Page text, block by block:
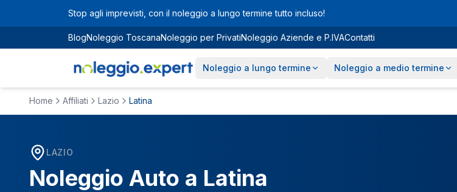
Vai al contenuto principale
Stop agli imprevisti, con il noleggio a lungo termine tutto incluso!
BlogNoleggio ToscanaNoleggio per PrivatiNoleggio Aziende e P.IVAContatti
Noleggio a lungo termine Noleggio a medio termine
Home Affiliati Lazio Latina
LAZIO
Noleggio Auto a Latina